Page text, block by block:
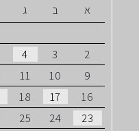
א ב ג
2
3
4
9
10
11
16
17
18
23
24
25